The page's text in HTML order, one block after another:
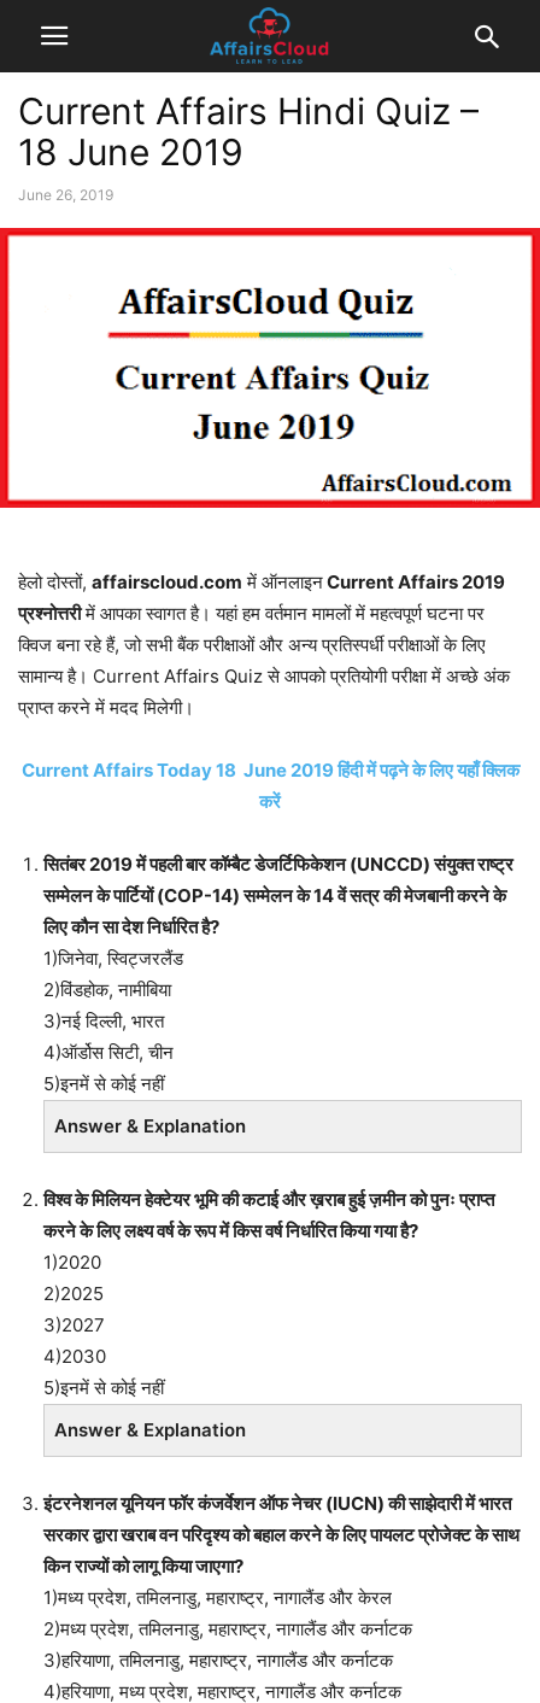
Current Affairs Hindi Quiz –
18 June 2019
June 26, 2019
हेलो दोस्तों, affairscloud.com में ऑनलाइनCurrent Affairs 2019
प्रश्नोत्तरीमें आपका स्वागत है। यहां हम वर्तमान मामलों में महत्वपूर्ण घटना पर
क्विज बना रहे हैं, जो सभी बैंक परीक्षाओं और अन्य प्रतिस्पर्धी परीक्षाओं के लिए
सामान्य है। Current Affairs Quiz से आपको प्रतियोगी परीक्षा में अच्छे अंक
प्राप्त करने में मदद मिलेगी।
Current Affairs Today 18 June 2019 हिंदी में पढ़ने के लिए यहाँ क्लिक
करें
सितंबर 2019 में पहली बार कॉम्बैट डेजर्टिफिकेशन (UNCCD) संयुक्त राष्ट्र
सम्मेलन के पार्टियों (COP-14) सम्मेलन के 14 वें सत्र की मेजबानी करने के
लिए कौन सा देश निर्धारित है?
1)जिनेवा, स्विट्जरलैंड
2)विंडहोक, नामीबिया
3)नई दिल्ली, भारत
4)ऑर्डोस सिटी, चीन
5)इनमें से कोई नहीं
Answer & Explanation
विश्व के मिलियन हेक्टेयर भूमि की कटाई और ख़राब हुई ज़मीन को पुनः प्राप्त
करने के लिए लक्ष्य वर्ष के रूप में किस वर्ष निर्धारित किया गया है?
1)2020
2)2025
3)2027
4)2030
5)इनमें से कोई नहीं
Answer & Explanation
इंटरनेशनल यूनियन फॉर कंजर्वेशन ऑफ नेचर (IUCN) की साझेदारी में भारत
सरकार द्वारा खराब वन परिदृश्य को बहाल करने के लिए पायलट प्रोजेक्ट के साथ
किन राज्यों को लागू किया जाएगा?
1)मध्य प्रदेश, तमिलनाडु, महाराष्ट्र, नागालैंड और केरल
2)मध्य प्रदेश, तमिलनाडु, महाराष्ट्र, नागालैंड और कर्नाटक
3)हरियाणा, तमिलनाडु, महाराष्ट्र, नागालैंड और कर्नाटक
4)हरियाणा, मध्य प्रदेश, महाराष्ट्र, नागालैंड और कर्नाटक